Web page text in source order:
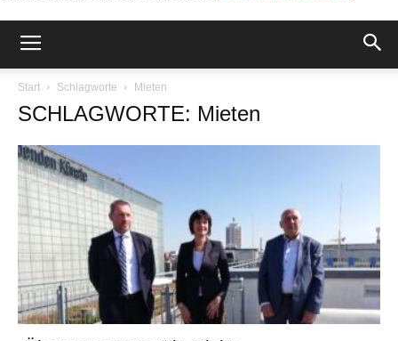
Start Schlagworte Mieten
SCHLAGWORTE: Mieten